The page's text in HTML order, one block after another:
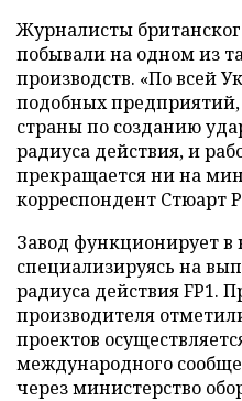
Журналисты
побывали на одном из
производств. «По всей
подобных предприятий,
страны по созданию
радиуса действия, и
прекращается ни на
корреспондент Стюарт
Завод функционирует
специализируясь на
радиуса действия FP1.
производителя
проектов
международного
через министерство